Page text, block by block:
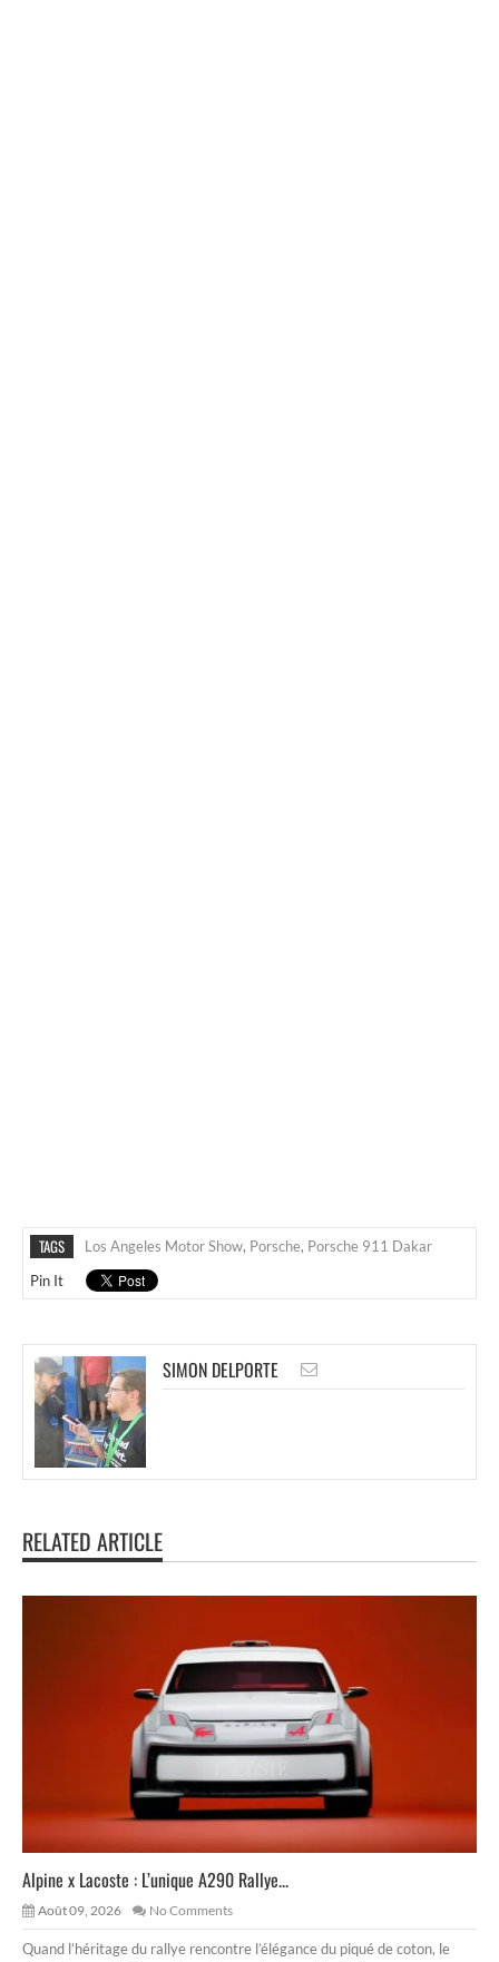
TAGS Los Angeles Motor Show, Porsche, Porsche 911 Dakar
Pin It
SIMON DELPORTE
RELATED ARTICLE
Alpine x Lacoste : L’unique A290 Rallye...
Août 09, 2026 No Comments
Quand l’héritage du rallye rencontre l’élégance du piqué de coton, le